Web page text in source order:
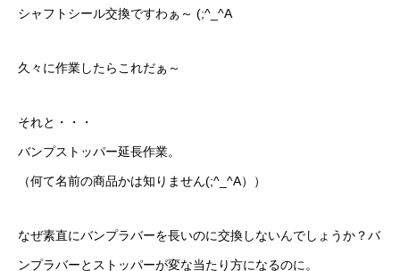
シャフトシール交換ですわぁ～ (;^_^A
久々に作業したらこれだぁ～
それと・・・
バンプストッパー延長作業。
（何て名前の商品かは知りません(;^_^A））
なぜ素直にバンプラバーを長いのに交換しないんでしょうか？バ
ンプラバーとストッパーが変な当たり方になるのに。